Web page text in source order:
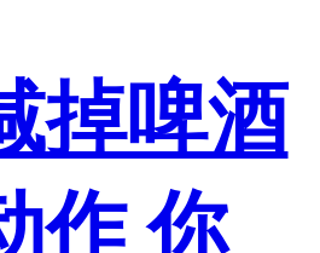
掉啤酒
作 你